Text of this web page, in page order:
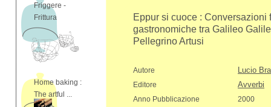
Friggere -
Frittura
Home baking :
The artful ...
Eppur si cuoce : Conversazioni
gastronomiche tra Galileo
Pellegrino Artusi
Autore Lucio
Editore Avverbi
Anno Pubblicazione
2000